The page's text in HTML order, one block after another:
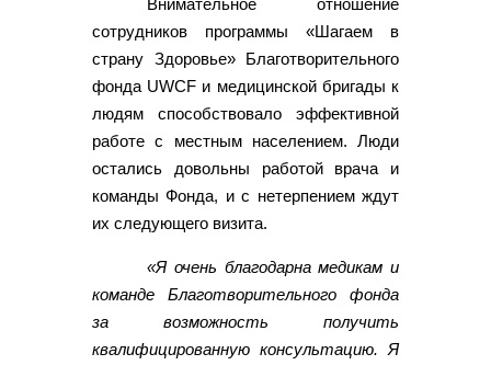
сотрудников программы «Шагаем в
страну Здоровье» Благотворительного
фонда UWCF и медицинской бригады к
людям способствовало эффективной
работе с местным населением. Люди
остались довольны работой врача и
команды Фонда, и с нетерпением ждут
их следующего визита.
«Я очень благодарна медикам и
команде Благотворительного фонда
за возможность получить
квалифицированную консультацию. Я